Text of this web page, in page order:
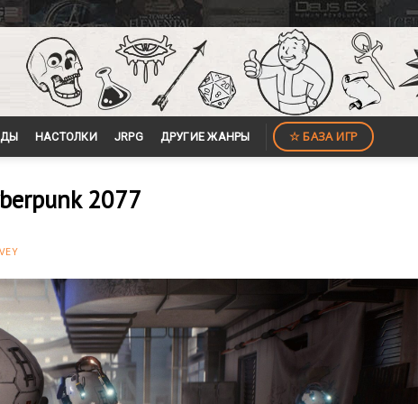
НАСТОЛКИ JRPG ДРУГИЕ ЖАНРЫ ☆ БАЗА ИГР
2077